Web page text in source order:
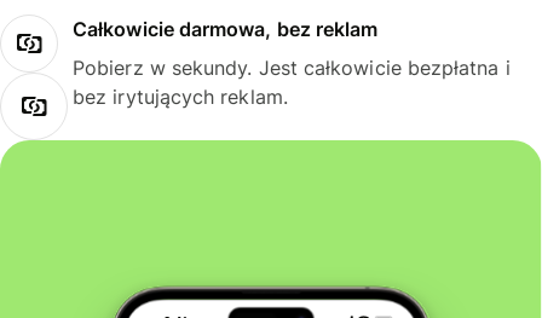
Całkowicie darmowa, bez reklam
Pobierz w sekundy. Jest całkowicie bezpłatna i
bez irytujących reklam.